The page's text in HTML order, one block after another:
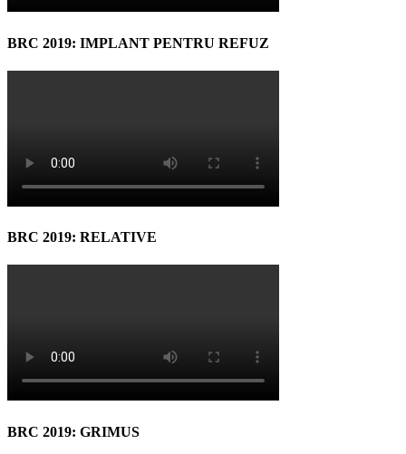
BRC 2019: IMPLANT PENTRU REFUZ
BRC 2019: RELATIVE
BRC 2019: GRIMUS